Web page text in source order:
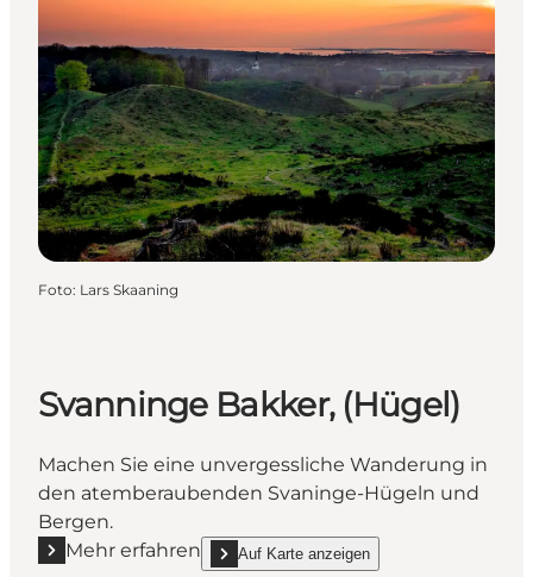
Foto: Lars Skaaning
Svanninge Bakker, (Hügel)
Machen Sie eine unvergessliche Wanderung in
den atemberaubenden Svaninge-Hügeln und
Bergen.
Mehr erfahren
Mehr erfahren "Svanninge Bakker, (Hügel)"
Auf Karte anzeigen
show Svanninge Bakker, (Hügel) on_map